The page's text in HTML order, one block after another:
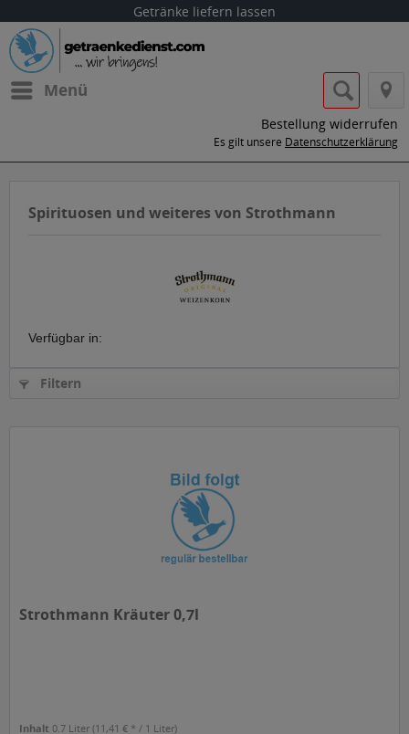
Getränke liefern lassen
Menü
Bestellung widerrufen
Es gilt unsere Datenschutzerklärung
Spirituosen und weiteres von Strothmann
Verfügbar in:
Filtern
Strothmann Kräuter 0,7l
Inhalt0.7 Liter(11,41 € * / 1 Liter)